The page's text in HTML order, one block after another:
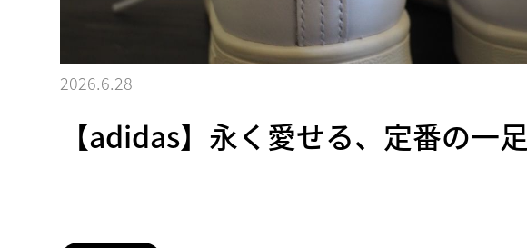
2026.6.28
【adidas】永く愛せる、定番の一足